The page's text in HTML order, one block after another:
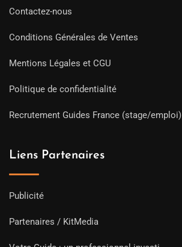
Contactez-nous
Conditions Générales de Ventes
Mentions Légales et CGU
Politique de confidentialité
Recrutement Guides France (stage/emploi)
Liens Partenaires
Publicité
Partenaires / KitMedia